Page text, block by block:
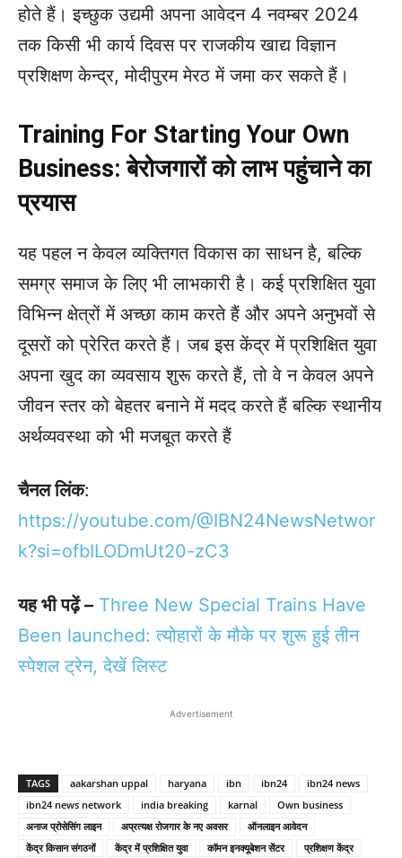
होते हैं। इच्छुक उद्यमी अपना आवेदन 4 नवम्बर 2024
तक किसी भी कार्य दिवस पर राजकीय खाद्य विज्ञान
प्रशिक्षण केन्द्र, मोदीपुरम मेरठ में जमा कर सकते हैं।
Training For Starting Your Own
Business: बेरोजगारों को लाभ पहुंचाने का
प्रयास
यह पहल न केवल व्यक्तिगत विकास का साधन है, बल्कि
समग्र समाज के लिए भी लाभकारी है। कई प्रशिक्षित युवा
विभिन्न क्षेत्रों में अच्छा काम करते हैं और अपने अनुभवों से
दूसरों को प्रेरित करते हैं। जब इस केंद्र में प्रशिक्षित युवा
अपना खुद का व्यवसाय शुरू करते हैं, तो वे न केवल अपने
जीवन स्तर को बेहतर बनाने में मदद करते हैं बल्कि स्थानीय
अर्थव्यवस्था को भी मजबूत करते हैं
चैनल लिंक:
https://youtube.com/@IBN24NewsNetwor
k?si=ofbILODmUt20-zC3
यह भी पढ़ें – Three New Special Trains Have
Been launched: त्योहारों के मौके पर शुरू हुई तीन
स्पेशल ट्रेन, देखें लिस्ट
Advertisement
TAGS aakarshan uppal haryana ibn ibn24
ibn24 news
ibn24 news network
india breaking karnal
Own business
अनाज प्रोसेसिंग लाइन
अप्रत्यक्ष रोजगार के नए अवसर
ऑनलाइन आवेदन
केंद्र किसान संगठनों
केंद्र में प्रशिक्षित युवा कॉमन इनक्यूबेशन सेंटर
प्रशिक्षण केंद्र